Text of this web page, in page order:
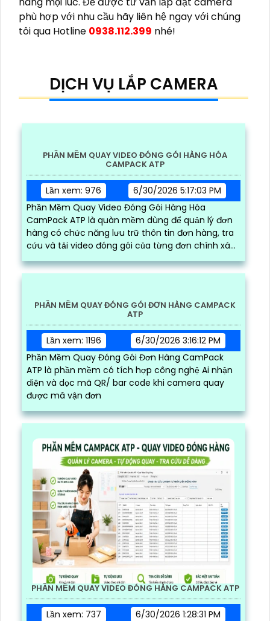
Công Ty Lắp Camera Bullet Giá Rẻ An Thành
nghiệm nhiều năm trong lĩnh vực lắp đặt
camera, chúng tôi cam kết mang đến cho
khách hàng sự an toàn, tin tưởng và hiệu quả
đội ngũ kỹ thuật viên chuyên nghiệp, giàu kinh
nghiệm và nhiệt tình, sẵn sàng hỗ trợ khách
hàng mọi lúc. Để được tư vấn lắp đặt camera
phù hợp với nhu cầu hãy liên hệ ngay với chúng
tôi qua Hotline0938.112.399nhé!
DỊCH VỤ LẮP CAMERA
PHẦN MỀM QUAY VIDEO ĐÓNG GÓI HÀNG HÓA
CAMPACK ATP
Lần xem: 976
6/30/2026 5:17:03 PM
Phần Mềm Quay Video Đóng Gói Hàng Hóa
CamPack ATP là quàn mềm dùng để quản lý đơn
hàng có chức năng lưu trữ thôn tin đơn hàng, tra
và nhanh chóng
PHẦN MỀM QUAY ĐÓNG GÓI ĐƠN HÀNG CAMPACK
ATP